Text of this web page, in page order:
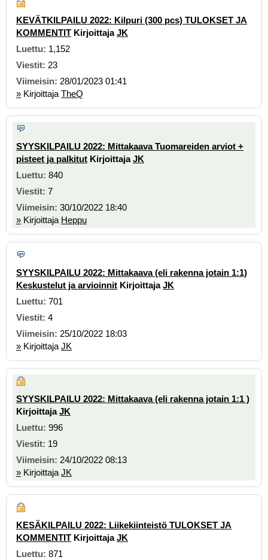
KEVÄTKILPAILU 2022: Kilpuri (300 pcs) TULOKSET JA
KOMMENTIT KirjoittajaJK
1,152
23
28/01/2023 01:41
» Kirjoittaja TheQ
SYYSKILPAILU 2022: Mittakaava Tuomareiden arviot +
pisteet ja palkitut KirjoittajaJK
840
7
30/10/2022 18:40
» Kirjoittaja Heppu
SYYSKILPAILU 2022: Mittakaava (eli rakenna jotain 1:1)
Keskustelut ja arvioinnit KirjoittajaJK
701
4
25/10/2022 18:03
» Kirjoittaja JK
SYYSKILPAILU 2022: Mittakaava (eli rakenna jotain 1:1 )
KirjoittajaJK
996
19
24/10/2022 08:13
» Kirjoittaja JK
KESÄKILPAILU 2022: Liikekiinteistö TULOKSET JA
KOMMENTIT KirjoittajaJK
871